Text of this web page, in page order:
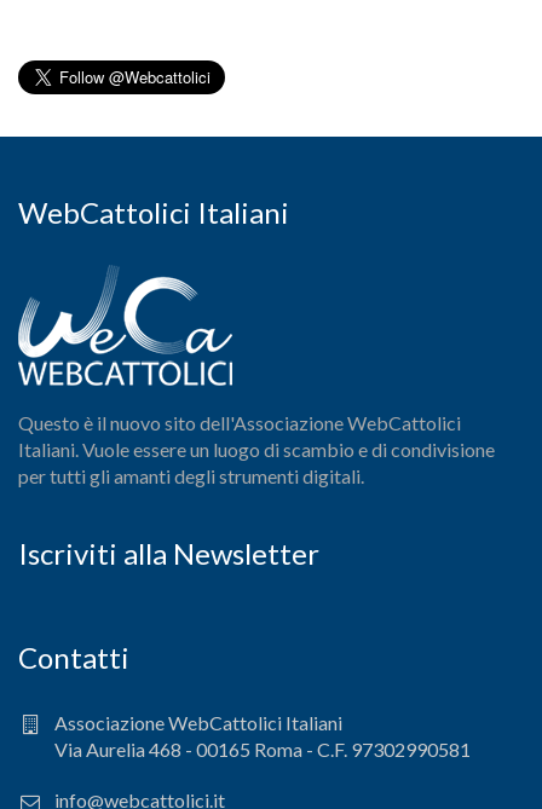
WebCattolici Italiani
Questo è il nuovo sito dell'Associazione WebCattolici
Italiani. Vuole essere un luogo di scambio e di condivisione
per tutti gli amanti degli strumenti digitali.
Iscriviti alla Newsletter
Contatti
Associazione WebCattolici Italiani
Via Aurelia 468 - 00165 Roma - C.F. 97302990581
info@webcattolici.it